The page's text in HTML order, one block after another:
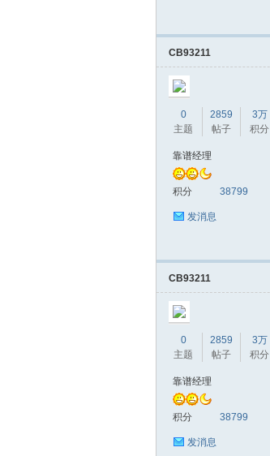
网|
CB93211
0
主题
2859
帖子
3万
积分
靠谱经理
积分 38799
发消息
CB93211
0
主题
2859
帖子
3万
积分
靠谱经理
积分 38799
发消息